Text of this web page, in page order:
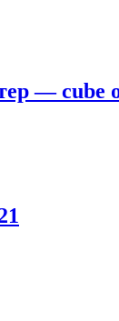
— cube